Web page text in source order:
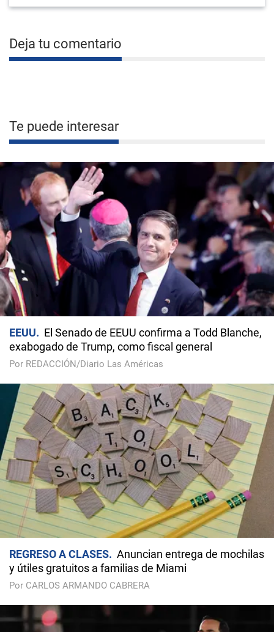
Deja tu comentario
Te puede interesar
EEUU
El Senado de EEUU confirma a Todd Blanche,
exabogado de Trump, como fiscal general
Por REDACCIÓN/Diario Las Américas
REGRESO A CLASES
Anuncian entrega de mochilas
y útiles gratuitos a familias de Miami
Por CARLOS ARMANDO CABRERA